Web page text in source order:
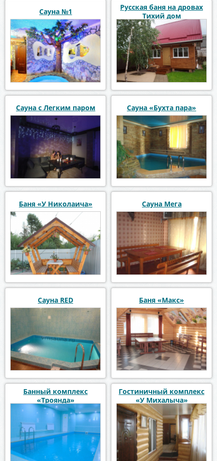
Сауна №1
Русская баня на дровах
Тихий дом
Сауна с Легким паром Сауна «Бухта пара»
Баня «У Николаича» Сауна Мега
Сауна RED Баня «Макс»
Банный комплекс
«Троянда»
Гостиничный комплекс
«У Михалыча»